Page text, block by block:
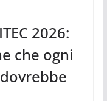
2026:
che ogni